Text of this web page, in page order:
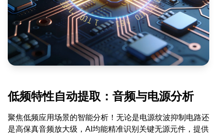
低频特性自动提取：音频与电源分析
聚焦低频应用场景的智能分析！无论是电源纹波抑制电路还
是高保真音频放大级，AI均能精准识别关键无源元件，提供